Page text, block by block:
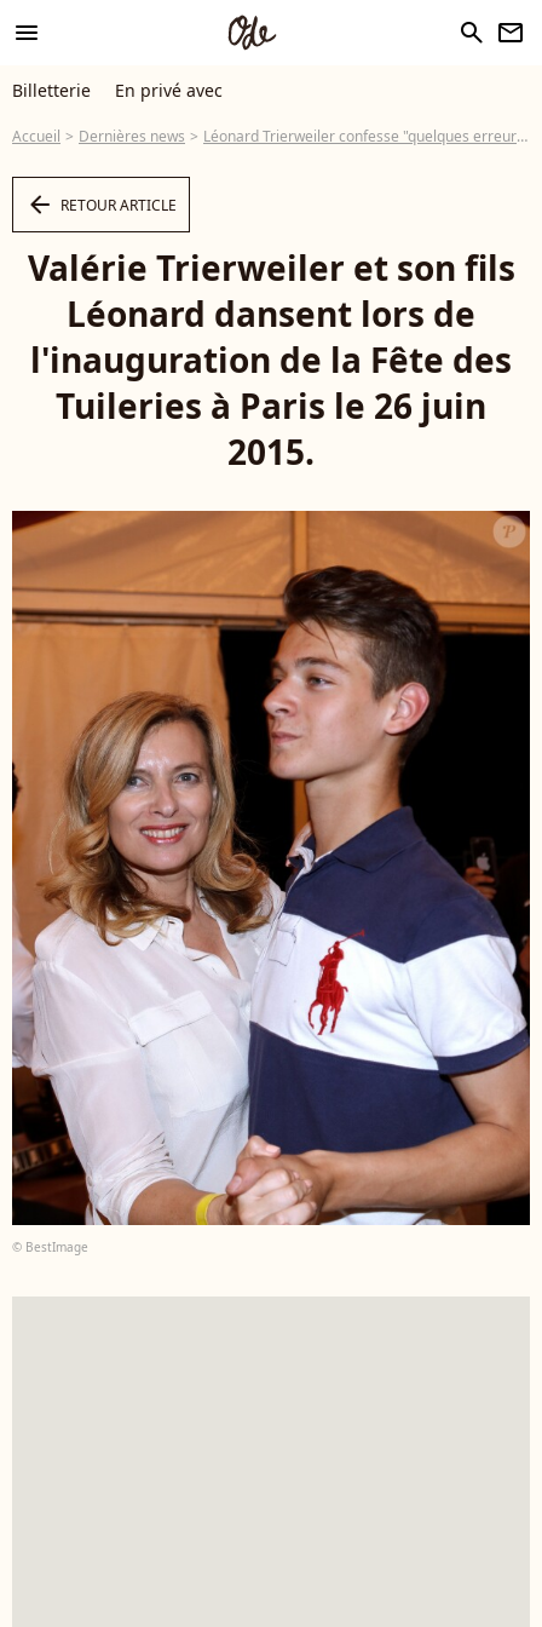
menu search newsletter
Billetterie En privé avec
Accueil Dernières news Léonard Trierweiler confesse "quelques erreurs de jeunesse" après sa garde à vue
arrow_left RETOUR ARTICLE
Valérie Trierweiler et son fils
Léonard dansent lors de
l'inauguration de la Fête des
Tuileries à Paris le 26 juin
2015.
© BestImage